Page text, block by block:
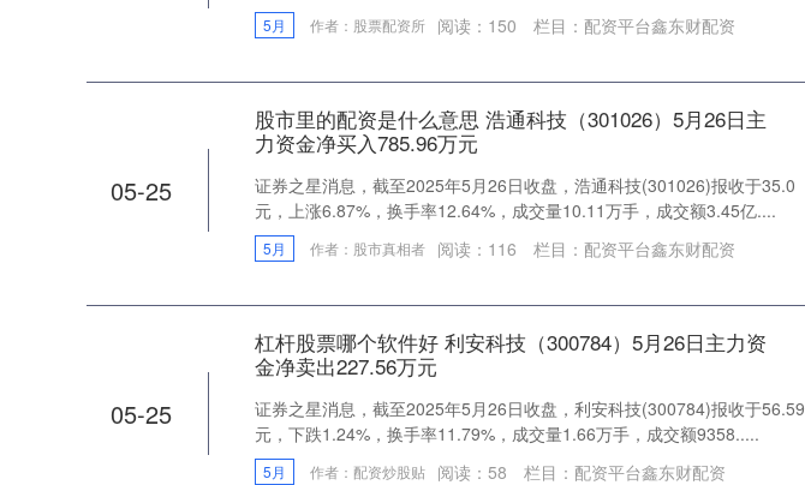
5月 作者：股票配资所 阅读： 150 栏目： 配资平台鑫东财配资
05-25
股市里的配资是什么意思 浩通科技（301026）5月26日主
力资金净买入785.96万元
证券之星消息，截至2025年5月26日收盘，浩通科技(301026)报收于35.0
元，上涨6.87%，换手率12.64%，成交量10.11万手，成交额3.45亿....
5月 作者：股市真相者 阅读： 116 栏目： 配资平台鑫东财配资
05-25
杠杆股票哪个软件好 利安科技（300784）5月26日主力资
金净卖出227.56万元
证券之星消息，截至2025年5月26日收盘，利安科技(300784)报收于56.59
元，下跌1.24%，换手率11.79%，成交量1.66万手，成交额9358.....
5月 作者：配资炒股贴 阅读： 58 栏目： 配资平台鑫东财配资